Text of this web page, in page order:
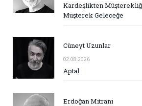
Kardeşlikten
Müşterek Geleceğe
Cüneyt Uzunlar
02.08.2026
Aptal
Erdoğan Mitrani